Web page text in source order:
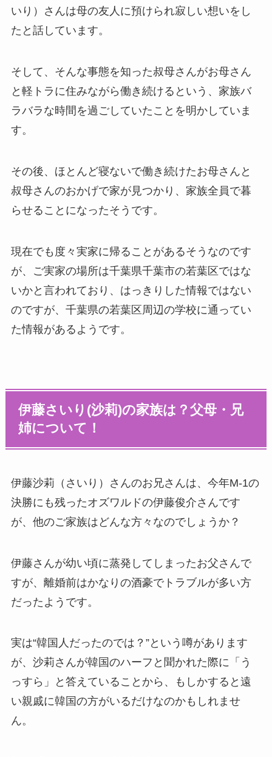
いり）さんは母の友人に預けられ寂しい想いをし
たと話しています。
そして、そんな事態を知った叔母さんがお母さん
と軽トラに住みながら働き続けるという、家族バ
ラバラな時間を過ごしていたことを明かしていま
す。
その後、ほとんど寝ないで働き続けたお母さんと
叔母さんのおかげで家が見つかり、家族全員で暮
らせることになったそうです。
現在でも度々実家に帰ることがあるそうなのです
が、ご実家の場所は千葉県千葉市の若葉区ではな
いかと言われており、はっきりした情報ではない
のですが、千葉県の若葉区周辺の学校に通ってい
た情報があるようです。
伊藤さいり(沙莉)の家族は？父母・兄
姉について！
伊藤沙莉（さいり）さんのお兄さんは、今年M-1の
決勝にも残ったオズワルドの伊藤俊介さんです
が、他のご家族はどんな方々なのでしょうか？
伊藤さんが幼い頃に蒸発してしまったお父さんで
すが、離婚前はかなりの酒豪でトラブルが多い方
だったようです。
実は“韓国人だったのでは？”という噂があります
が、沙莉さんが韓国のハーフと聞かれた際に「う
っすら」と答えていることから、もしかすると遠
い親戚に韓国の方がいるだけなのかもしれませ
ん。